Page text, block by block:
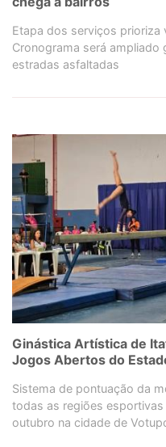
Etapa dos serviços prioriza
Cronograma será
estradas asfaltadas
Ginástica Artística de
Jogos Abertos do
Sistema de pontuação da
todas as regiões
outubro na cidade de